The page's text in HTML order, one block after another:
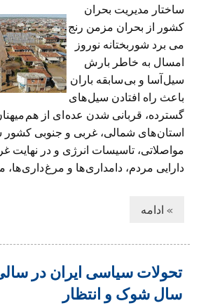
ساختار مدیریت بحران
کشور از بحران مزمن رنج
می برد شوربختانه نوروز
امسال به خاطر بارش
سيل آسا و بی سابقه باران
باعث راه افتادن سیل های
گسترده، قربانی شدن عده ای از هم
استان های شمالی، غربی و جنوبی کشور
مواصلاتی، تاسیسات انرژی و در نهایت
دارایی مردم، دامداری ها و مرغ داری ها،
» ادامه
تحولات سیاسی ایران در
سال شوک و انتظار